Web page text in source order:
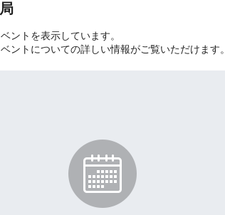
ントを表示しています。
ントについての詳しい情報がご覧いただけます。